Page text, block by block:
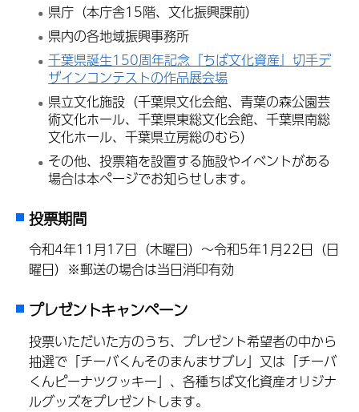
県庁（本庁舎15階、文化振興課前）
県内の各地域振興事務所
千葉県誕生150周年記念『ちば文化資産』切手デ
ザインコンテストの作品展会場
県立文化施設（千葉県文化会館、青葉の森公園芸
術文化ホール、千葉県東総文化会館、千葉県南総
文化ホール、千葉県立房総のむら）
その他、投票箱を設置する施設やイベントがある
場合は本ページでお知らせします。
投票期間
令和4年11月17日（木曜日）～令和5年1月22日（日
曜日）※郵送の場合は当日消印有効
プレゼントキャンペーン
投票いただいた方のうち、プレゼント希望者の中から
抽選で「チーバくんそのまんまサブレ」又は「チーバ
くんピーナツクッキー」、各種ちば文化資産オリジナ
ルグッズをプレゼントします。